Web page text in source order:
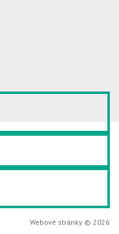
Webové stránky © 2026